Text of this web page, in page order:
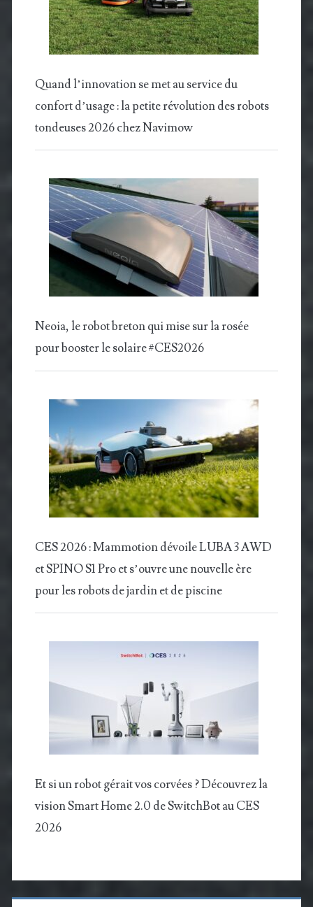
Quand l’innovation se met au service du
confort d’usage : la petite révolution des robots
tondeuses 2026 chez Navimow
Neoia, le robot breton qui mise sur la rosée
pour booster le solaire #CES2026
CES 2026 : Mammotion dévoile LUBA 3 AWD
et SPINO S1 Pro et s’ouvre une nouvelle ère
pour les robots de jardin et de piscine
Et si un robot gérait vos corvées ? Découvrez la
vision Smart Home 2.0 de SwitchBot au CES
2026